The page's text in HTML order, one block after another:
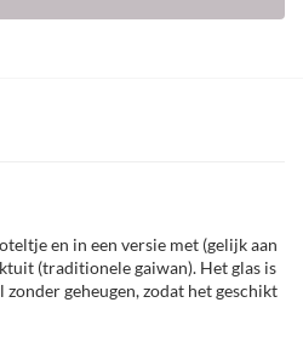
en in een versie met (gelijk aan
(traditionele gaiwan). Het glas is
geheugen, zodat het geschikt